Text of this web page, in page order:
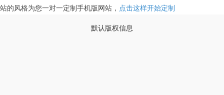
站的风格为您一对一定制手机版网站， 点击这样开始定制
默认版权信息